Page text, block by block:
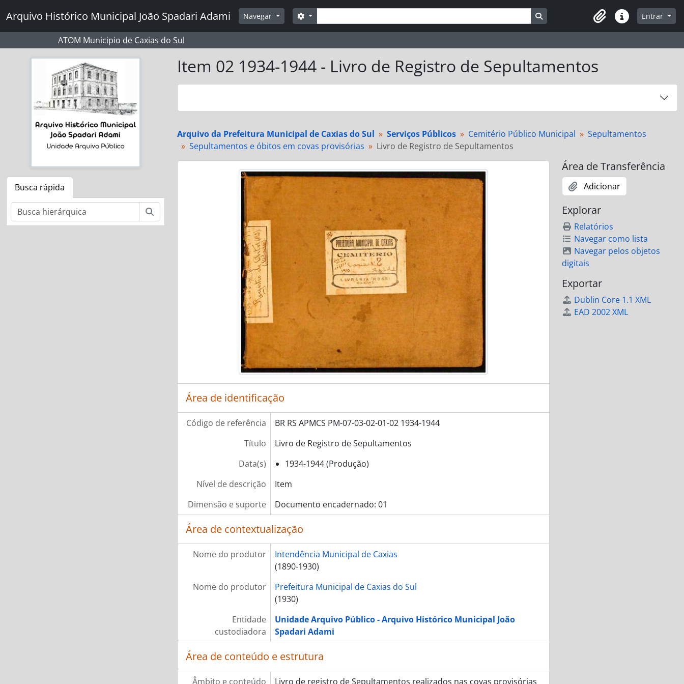
Arquivo Histórico Municipal João Spadari Adami Navegar Buscar
Opções de busca Busque na página de navegação
Atalhos Entrar
ATOM Municipio de Caxias do Sul
Busca rápida
Item 02 1934-1944 - Livro de Registro de Sepultamentos
Arquivo da Prefeitura Municipal de Caxias do Sul Serviços Públicos Cemitério Público Municipal
Sepultamentos
Sepultamentos e óbitos em covas provisórias
Livro de Registro de Sepultamentos
Área de identificação
Código de referência
BR RS APMCS PM-07-03-02-01-02 1934-1944
Título
Livro de Registro de Sepultamentos
Data(s)
1934-1944 (Produção)
Nível de descrição
Item
Dimensão e suporte
Documento encadernado: 01
Área de contextualização
Nome do produtor
Intendência Municipal de Caxias
(1890-1930)
Nome do produtor
Prefeitura Municipal de Caxias do Sul
(1930)
Entidade
custodiadora
Unidade Arquivo Público - Arquivo Histórico Municipal João
Spadari Adami
Área de conteúdo e estrutura
Âmbito e conteúdo Livro de registro de Sepultamentos realizados nas covas provisórias
Área de Transferência
Adicionar
Explorar
Relatórios
Navegar como lista
Navegar pelos objetos
digitais
Exportar
Dublin Core 1.1 XML
EAD 2002 XML